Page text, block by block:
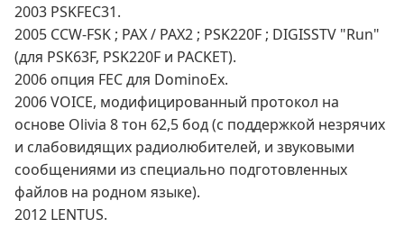
2003 PSKFEC31.
2005 CCW-FSK ; PAX / PAX2 ; PSK220F ; DIGISSTV "Run"
(для PSK63F, PSK220F и PACKET).
2006 опция FEC для DominoEx.
2006 VOICE, модифицированный протокол на
основе Olivia 8 тон 62,5 бод (с поддержкой незрячих
и слабовидящих радиолюбителей, и звуковыми
сообщениями из специально подготовленных
файлов на родном языке).
2012 LENTUS.